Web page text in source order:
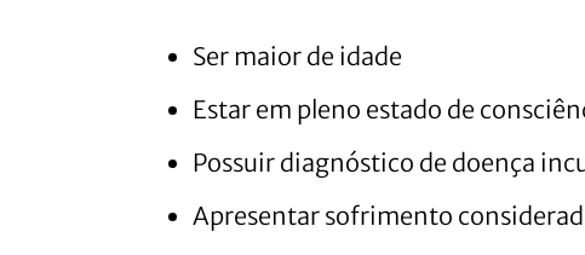
Ser maior de idade
Estar em pleno estado de
Possuir diagnóstico de doença
Apresentar sofrimento